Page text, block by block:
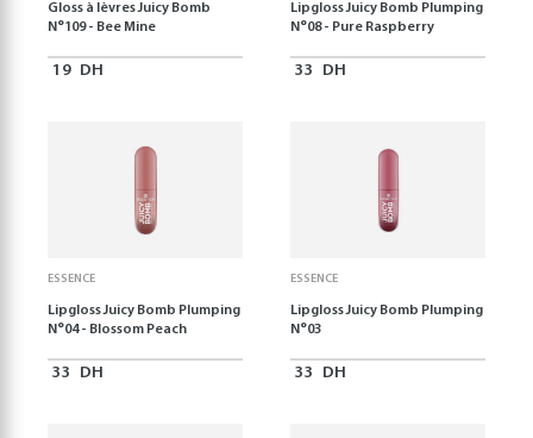
Gloss à lèvres Juicy Bomb
N°109 - Bee Mine
19 DH
Lipgloss Juicy Bomb Plumping
N°08 - Pure Raspberry
33 DH
ESSENCE
Lipgloss Juicy Bomb Plumping
N°04 - Blossom Peach
33 DH
ESSENCE
Lipgloss Juicy Bomb Plumping
N°03
33 DH